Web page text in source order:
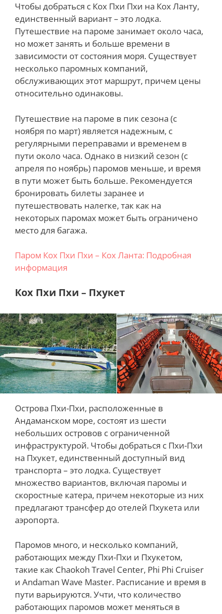
Чтобы добраться с Кох Пхи Пхи на Кох Ланту,
единственный вариант – это лодка.
Путешествие на пароме занимает около часа,
но может занять и больше времени в
зависимости от состояния моря. Существует
несколько паромных компаний,
обслуживающих этот маршрут, причем цены
относительно одинаковы.
Путешествие на пароме в пик сезона (с
ноября по март) является надежным, с
регулярными переправами и временем в
пути около часа. Однако в низкий сезон (с
апреля по ноябрь) паромов меньше, и время
в пути может быть больше. Рекомендуется
бронировать билеты заранее и
путешествовать налегке, так как на
некоторых паромах может быть ограничено
место для багажа.
Паром Кох Пхи Пхи – Кох Ланта: Подробная
информация
Кох Пхи Пхи – Пхукет
Острова Пхи-Пхи, расположенные в
Андаманском море, состоят из шести
небольших островов с ограниченной
инфраструктурой. Чтобы добраться с Пхи-Пхи
на Пхукет, единственный доступный вид
транспорта – это лодка. Существует
множество вариантов, включая паромы и
скоростные катера, причем некоторые из них
предлагают трансфер до отелей Пхукета или
аэропорта.
Паромов много, и несколько компаний,
работающих между Пхи-Пхи и Пхукетом,
такие как Chaokoh Travel Center, Phi Phi Cruiser
и Andaman Wave Master. Расписание и время в
пути варьируются. Учти, что количество
работающих паромов может меняться в